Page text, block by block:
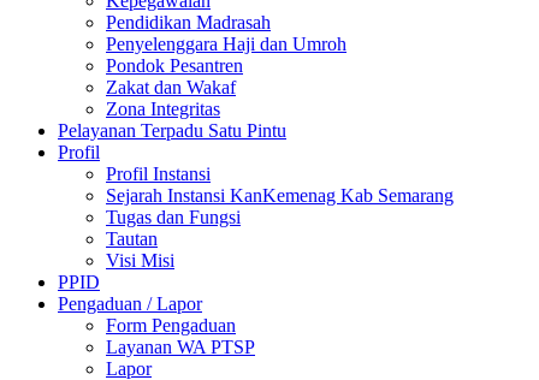
Pendidikan Madrasah
Penyelenggara Haji dan Umroh
Pondok Pesantren
Zakat dan Wakaf
Zona Integritas
Pelayanan Terpadu Satu Pintu
Profil
Profil Instansi
Sejarah Instansi KanKemenag Kab Semarang
Tugas dan Fungsi
Tautan
Visi Misi
PPID
Pengaduan / Lapor
Form Pengaduan
Layanan WA PTSP
Lapor